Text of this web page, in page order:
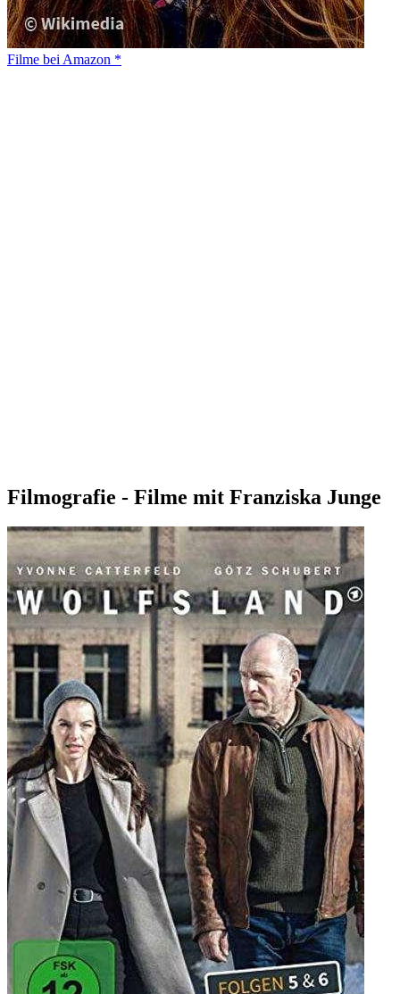
Filme bei Amazon *
Filmografie - Filme mit Franziska Junge